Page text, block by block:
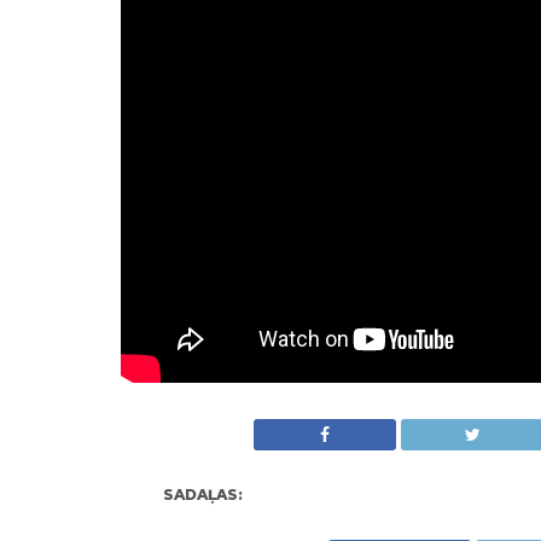
SADAĻAS: